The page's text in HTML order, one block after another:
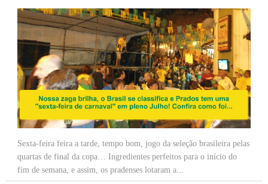
Sexta-feira feira a tarde, tempo bom, jogo da seleção brasileira pelas
quartas de final da copa… Ingredientes perfeitos para o início do
fim de semana, e assim, os pradenses lotaram a...